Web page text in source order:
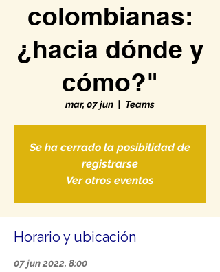
colombianas:
¿hacia dónde y
cómo?"
mar, 07 jun
  |
Teams
Se ha cerrado la posibilidad de
registrarse
Ver otros eventos
Horario y ubicación
07 jun 2022, 8:00